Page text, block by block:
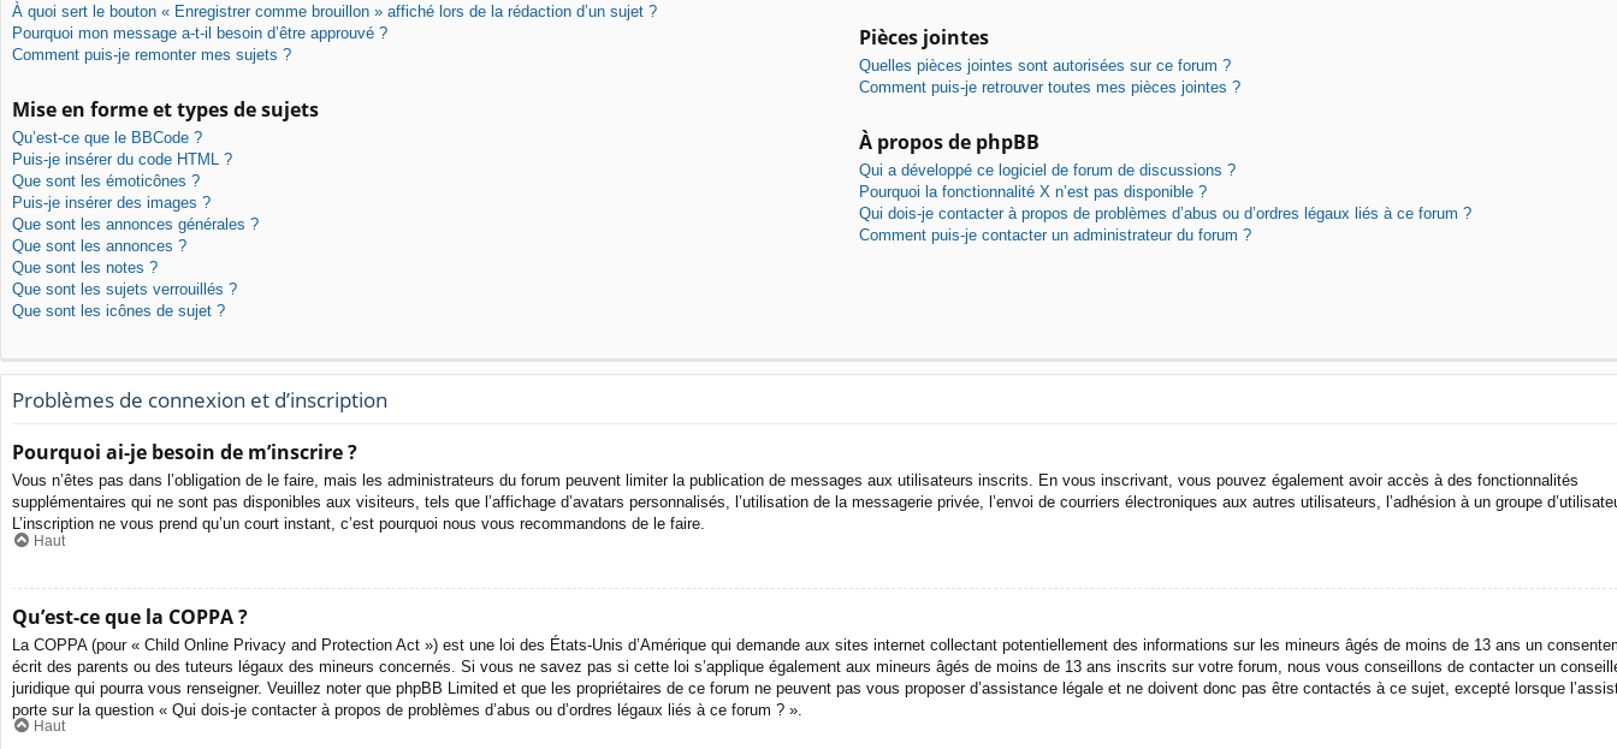
À quoi sert le bouton « Enregistrer comme brouillon » affiché lors de la rédaction d’un sujet ?
Pourquoi mon message a-t-il besoin d’être approuvé ?
Comment puis-je remonter mes sujets ?
Mise en forme et types de sujets
Qu’est-ce que le BBCode ?
Puis-je insérer du code HTML ?
Que sont les émoticônes ?
Puis-je insérer des images ?
Que sont les annonces générales ?
Que sont les annonces ?
Que sont les notes ?
Que sont les sujets verrouillés ?
Que sont les icônes de sujet ?
Pièces jointes
Quelles pièces jointes sont autorisées sur ce forum ?
Comment puis-je retrouver toutes mes pièces jointes ?
À propos de phpBB
Qui a développé ce logiciel de forum de discussions ?
Pourquoi la fonctionnalité X n’est pas disponible ?
Qui dois-je contacter à propos de problèmes d’abus ou d’ordres légaux liés à ce forum ?
Comment puis-je contacter un administrateur du forum ?
Problèmes de connexion et d’inscription
Pourquoi ai-je besoin de m’inscrire ?
Vous n’êtes pas dans l’obligation de le faire, mais les administrateurs du forum peuvent limiter la publication de messages aux utilisateurs inscrits. En vous inscrivant, vous pouvez également avoir accès à des fonctionnalités
supplémentaires qui ne sont pas disponibles aux visiteurs, tels que l’affichage d’avatars personnalisés, l’utilisation de la messagerie privée, l’envoi de courriers électroniques aux autres utilisateurs, l’adhésion à un groupe
L’inscription ne vous prend qu’un court instant, c’est pourquoi nous vous recommandons de le faire.
Haut
Qu’est-ce que la COPPA ?
La COPPA (pour « Child Online Privacy and Protection Act ») est une loi des États-Unis d’Amérique qui demande aux sites internet collectant potentiellement des informations sur les mineurs âgés de moins de 13 ans un
écrit des parents ou des tuteurs légaux des mineurs concernés. Si vous ne savez pas si cette loi s’applique également aux mineurs âgés de moins de 13 ans inscrits sur votre forum, nous vous conseillons de contacter un
juridique qui pourra vous renseigner. Veuillez noter que phpBB Limited et que les propriétaires de ce forum ne peuvent pas vous proposer d’assistance légale et ne doivent donc pas être contactés à ce sujet, excepté lorsque
porte sur la question « Qui dois-je contacter à propos de problèmes d’abus ou d’ordres légaux liés à ce forum ? ».
Haut